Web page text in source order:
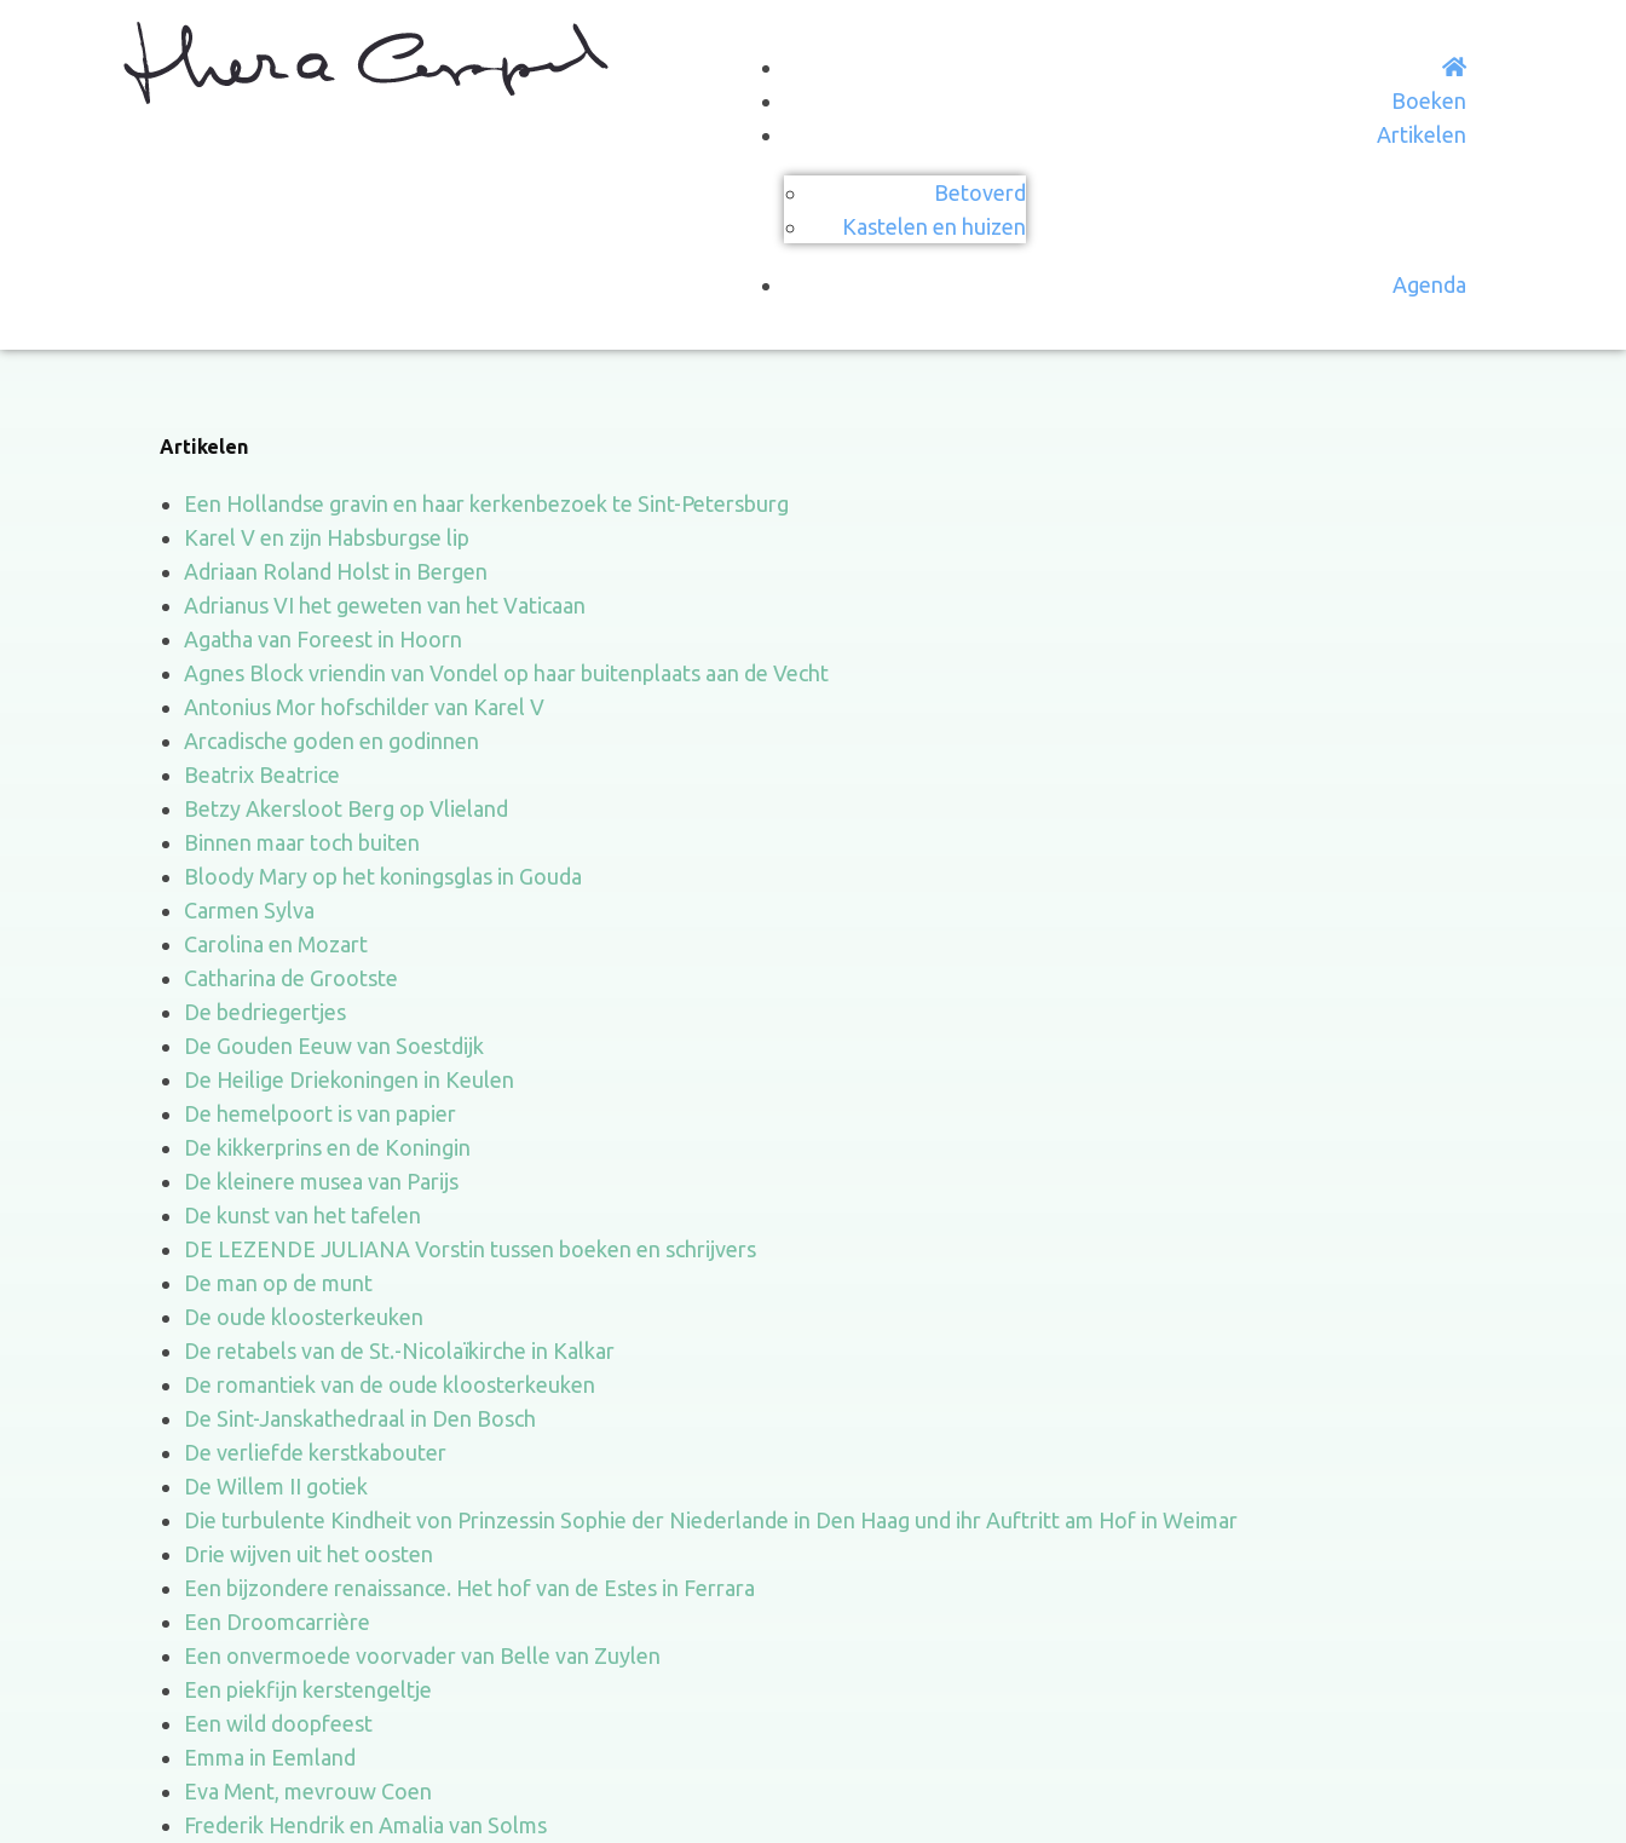
Boeken
Artikelen
Betoverd
Kastelen en huizen
Agenda
Artikelen
Een Hollandse gravin en haar kerkenbezoek te Sint-Petersburg
Karel V en zijn Habsburgse lip
Adriaan Roland Holst in Bergen
Adrianus VI het geweten van het Vaticaan
Agatha van Foreest in Hoorn
Agnes Block vriendin van Vondel op haar buitenplaats aan de Vecht
Antonius Mor hofschilder van Karel V
Arcadische goden en godinnen
Beatrix Beatrice
Betzy Akersloot Berg op Vlieland
Binnen maar toch buiten
Bloody Mary op het koningsglas in Gouda
Carmen Sylva
Carolina en Mozart
Catharina de Grootste
De bedriegertjes
De Gouden Eeuw van Soestdijk
De Heilige Driekoningen in Keulen
De hemelpoort is van papier
De kikkerprins en de Koningin
De kleinere musea van Parijs
De kunst van het tafelen
DE LEZENDE JULIANA Vorstin tussen boeken en schrijvers
De man op de munt
De oude kloosterkeuken
De retabels van de St.-Nicolaïkirche in Kalkar
De romantiek van de oude kloosterkeuken
De Sint-Janskathedraal in Den Bosch
De verliefde kerstkabouter
De Willem II gotiek
Die turbulente Kindheit von Prinzessin Sophie der Niederlande in Den Haag und ihr Auftritt am Hof in Weimar
Drie wijven uit het oosten
Een bijzondere renaissance. Het hof van de Estes in Ferrara
Een Droomcarrière
Een onvermoede voorvader van Belle van Zuylen
Een piekfijn kerstengeltje
Een wild doopfeest
Emma in Eemland
Eva Ment, mevrouw Coen
Frederik Hendrik en Amalia van Solms